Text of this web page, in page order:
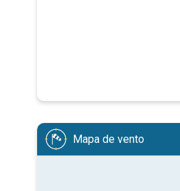
Mapa de vento